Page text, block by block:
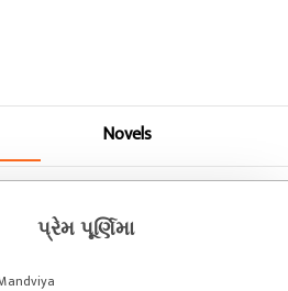
Novels
પ્રેમ પૂર્ણિમા